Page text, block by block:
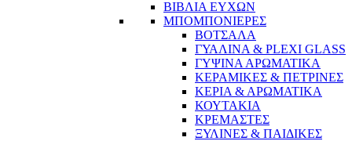
ΒΙΒΛΙΑ ΕΥΧΩΝ
ΜΠΟΜΠΟΝΙΕΡΕΣ
ΒΟΤΣΑΛΑ
ΓΥΑΛΙΝΑ & PLEXI GLASS
ΓΥΨΙΝΑ ΑΡΩΜΑΤΙΚΑ
ΚΕΡΑΜΙΚΕΣ & ΠΕΤΡΙΝΕΣ
ΚΕΡΙΑ & ΑΡΩΜΑΤΙΚΑ
ΚΟΥΤΑΚΙΑ
ΚΡΕΜΑΣΤΕΣ
ΞΥΛΙΝΕΣ & ΠΑΙΔΙΚΕΣ